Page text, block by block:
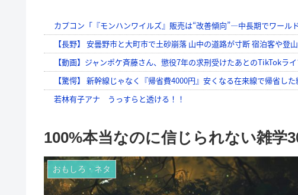
100%本当なのに信じられない雑学
おもしろ・ネタ